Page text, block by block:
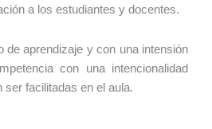
a los estudiantes y docentes.
de aprendizaje y con una intensión
con una intencionalidad
ser facilitadas en el aula.